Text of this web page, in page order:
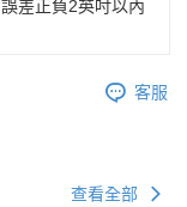
差正負2英吋以內
客服
查看全部